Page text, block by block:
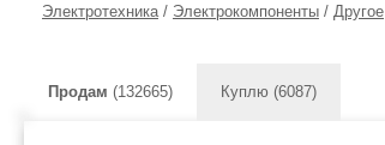
Электротехника/ Электрокомпоненты / Другое
Продам (132665) Куплю (6087)